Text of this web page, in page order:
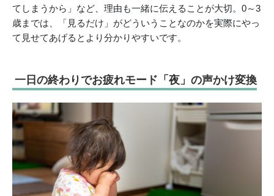
てしまうから」など、理由も一緒に伝えることが大切。0～3
歳までは、「見るだけ」がどういうことなのかを実際にやっ
て見せてあげるとより分かりやすいです。
一日の終わりでお疲れモード「夜」の声かけ変換